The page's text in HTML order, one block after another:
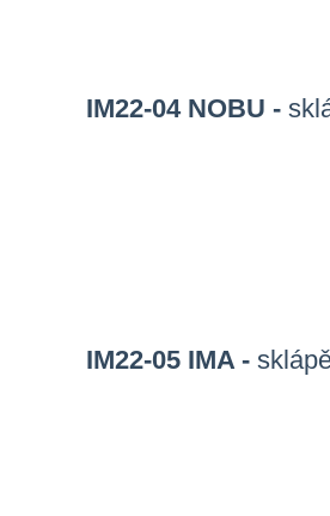
IM22-04 NOBU -
IM22-05 IMA -